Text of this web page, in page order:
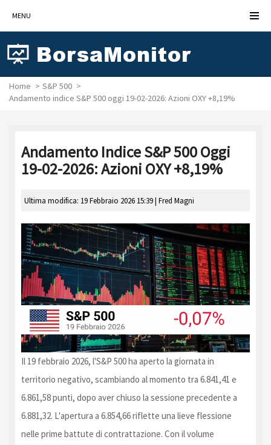
MENU
Home
S&P 500
Andamento indice S&P 500 oggi 19-02-2026: Azioni OXY +8,19%
Andamento Indice S&P 500 Oggi
19-02-2026: Azioni OXY +8,19%
Ultima modifica: 19 Febbraio 2026 15:39 | Fred Magni
Il 19 febbraio 2026, l'S&P 500 ha aperto la giornata in
territorio negativo, scambiando al momento tra 6.841,41 e
6.861,58 punti, dopo aver chiuso la sessione precedente a
6.881,32. L'apertura a 6.854,66 riflette una lieve flessione
nelle prime battute di contrattazione. Con il volume